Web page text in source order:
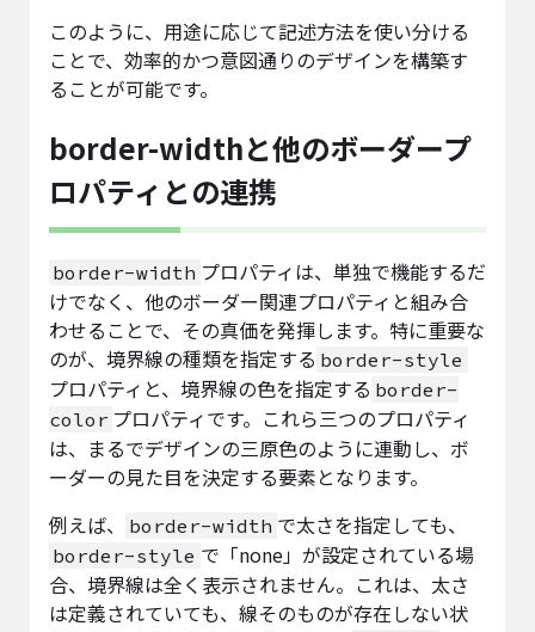
このように、用途に応じて記述方法を使い分ける
ことで、効率的かつ意図通りのデザインを構築す
ることが可能です。
border-widthと他のボーダープ
ロパティとの連携
border-width プロパティは、単独で機能するだ
けでなく、他のボーダー関連プロパティと組み合
わせることで、その真価を発揮します。特に重要な
のが、境界線の種類を指定する border-style
プロパティと、境界線の色を指定する border-
color プロパティです。これら三つのプロパティ
は、まるでデザインの三原色のように連動し、ボ
ーダーの見た目を決定する要素となります。
例えば、
border-width で太さを指定しても、
border-style で「none」が設定されている場
合、境界線は全く表示されません。これは、太さ
は定義されていても、線そのものが存在しない状